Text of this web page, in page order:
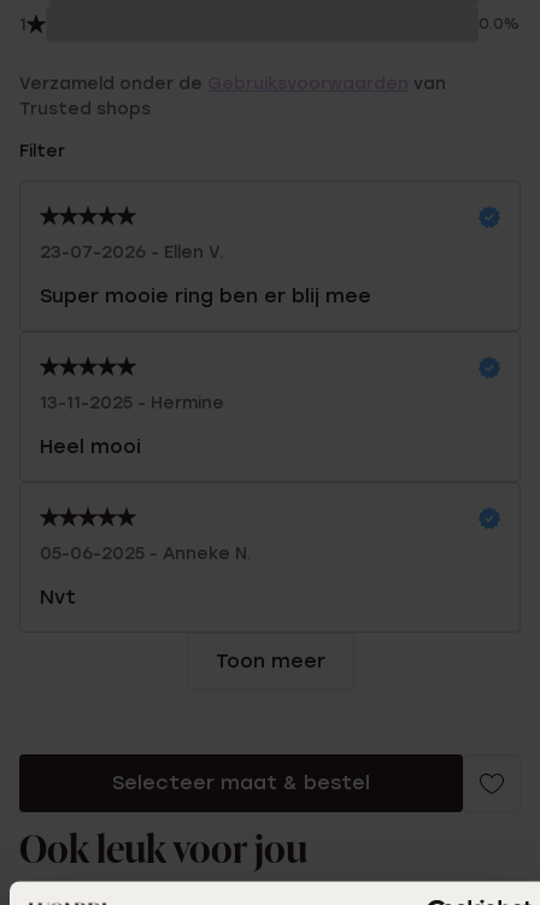
1 0.0%
Verzameld onder de
van
Trusted shops
Filter
23-07-2026 - Ellen V.
Super mooie ring ben er blij mee
13-11-2025 - Hermine
Heel mooi
05-06-2025 - Anneke N.
Nvt
Toon meer
Selecteer maat & bestel
Ook leuk voor jou